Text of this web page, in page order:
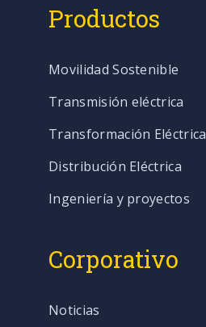
Productos
Movilidad Sostenible
Transmisión eléctrica
Transformación Eléctrica
Distribución Eléctrica
Ingeniería y proyectos
Corporativo
Noticias